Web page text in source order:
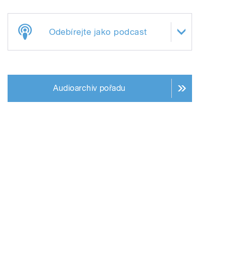
Odebírejte jako podcast
Audioarchiv pořadu